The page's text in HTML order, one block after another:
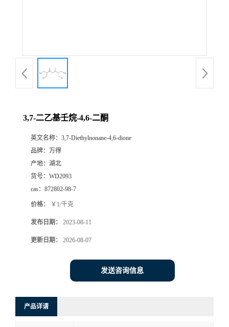
3,7-二乙基壬烷-4,6-二酮
英文名称： 3,7-Diethylnonane-4,6-dione
品牌： 万得
产地： 湖北
货号： WD2093
cas： 872802-98-7
价格： ￥1/千克
发布日期： 2023-08-11
更新日期： 2026-08-07
发送咨询信息
产品详请